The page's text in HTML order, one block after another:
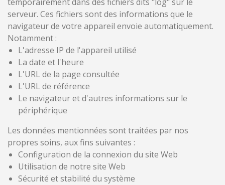
serveur. Ces fichiers sont des informations que le
navigateur de votre appareil envoie automatiquement.
Notamment :
L'adresse IP de l'appareil utilisé
La date et l'heure
L'URL de la page consultée
L'URL de référence
Le navigateur et d'autres informations sur le
périphérique
Les données mentionnées sont traitées par nos
propres soins, aux fins suivantes :
Configuration de la connexion du site Web
Utilisation de notre site Web
Sécurité et stabilité du système